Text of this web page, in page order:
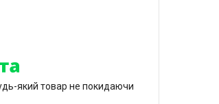
який товар не покидаючи